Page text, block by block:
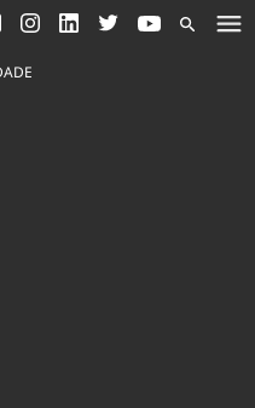
Saneamento
Indicadores